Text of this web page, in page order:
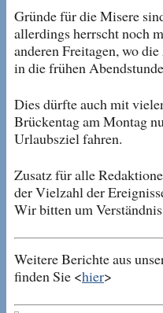
Gründe für die Misere
allerdings herrscht noch
anderen Freitagen, wo
in die frühen
Dies dürfte auch mit
Brückentag am Montag
Urlaubsziel fahren.
Zusatz für alle
der Vielzahl der
Wir bitten um
Weitere Berichte aus
finden Sie <hier>